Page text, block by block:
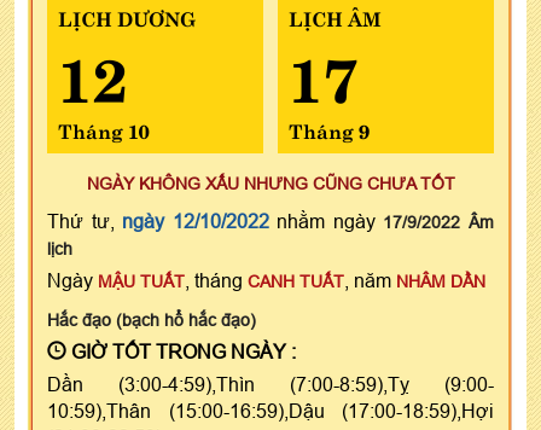
LỊCH DƯƠNG
12
Tháng 10
LỊCH ÂM
17
Tháng 9
NGÀY KHÔNG XẤU NHƯNG CŨNG CHƯA TỐT
Thứ tư, ngày 12/10/2022nhằm ngày 17/9/2022 Âm
lịch
Ngày MẬU TUẤT , tháng CANH TUẤT , năm NHÂM DẦN
Hắc đạo (bạch hổ hắc đạo)
GIỜ TỐT TRONG NGÀY :
Dần (3:00-4:59),Thìn (7:00-8:59),Tỵ (9:00-
10:59),Thân (15:00-16:59),Dậu (17:00-18:59),Hợi